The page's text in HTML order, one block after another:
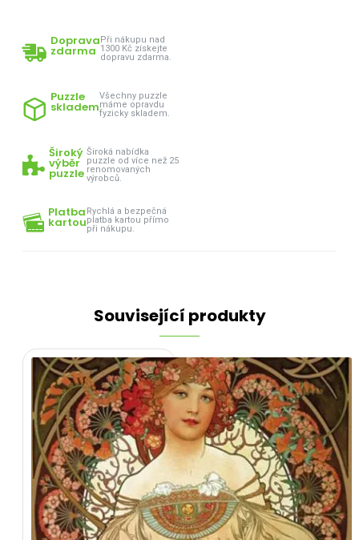
Doprava
zdarma
Při nákupu nad
1300 Kč získejte
dopravu zdarma.
Puzzle
skladem
Všechny puzzle
máme opravdu
fyzicky skladem.
Široký
výběr
puzzle
Široká nabídka
puzzle od více než 25
renomovaných
výrobců.
Platba
kartou
Rychlá a bezpečná
platba kartou přímo
při nákupu.
Související produkty